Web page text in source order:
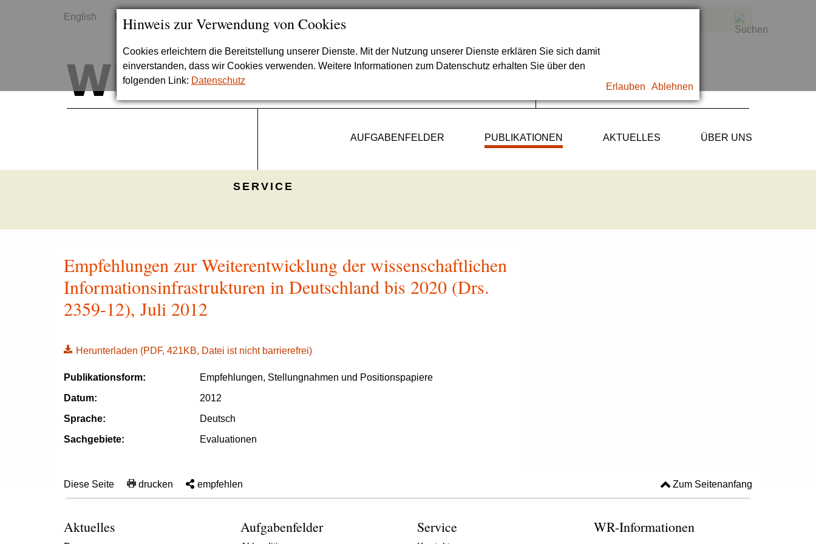
Hinweis zur Verwendung von Cookies
Cookies erleichtern die Bereitstellung unserer Dienste. Mit der Nutzung unserer Dienste erklären Sie sich damit
einverstanden, dass wir Cookies verwenden. Weitere Informationen zum Datenschutz erhalten Sie über den
folgenden Link: Datenschutz
Erlauben Ablehnen
English
AUFGABENFELDER PUBLIKATIONEN AKTUELLES ÜBER UNS
SERVICE
Empfehlungen zur Weiterentwicklung der wissenschaftlichen
Informationsinfrastrukturen in Deutschland bis 2020 (Drs.
2359-12), Juli 2012
Herunterladen (PDF, 421KB, Datei ist nicht barrierefrei)
Publikationsform:
Empfehlungen, Stellungnahmen und Positionspapiere
Datum:
2012
Sprache:
Deutsch
Sachgebiete:
Evaluationen
Diese Seite drucken empfehlen Zum Seitenanfang
Aktuelles Aufgabenfelder Service WR-Informationen